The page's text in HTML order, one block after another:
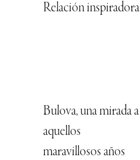
Relación inspiradora
Bulova, una mirada a
aquellos
maravillosos años